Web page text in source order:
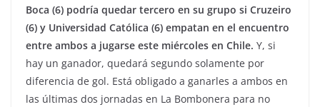
Boca (6) podría quedar tercero en su grupo si Cruzeiro
(6) y Universidad Católica (6) empatan en el encuentro
entre ambos a jugarse este miércoles en Chile. Y, si
hay un ganador, quedará segundo solamente por
diferencia de gol. Está obligado a ganarles a ambos en
las últimas dos jornadas en La Bombonera para no